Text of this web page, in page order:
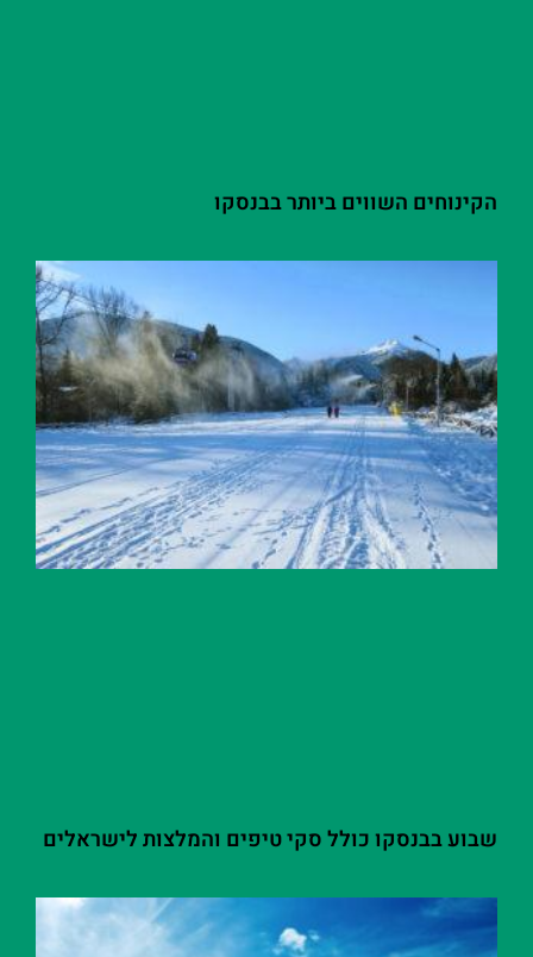
הקינוחים השווים ביותר בבנסקו
שבוע בבנסקו כולל סקי טיפים והמלצות לישראלים